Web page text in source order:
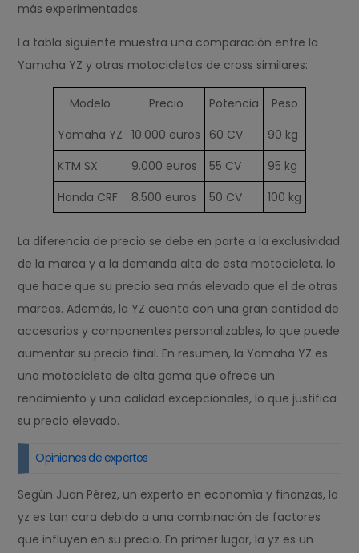
más experimentados.
La tabla siguiente muestra una comparación entre la
Yamaha YZ y otras motocicletas de cross similares:
Modelo Precio Potencia
Peso
Yamaha YZ 10.000 euros 60 CV
90 kg
KTM SX
9.000 euros 55 CV
95 kg
Honda CRF
8.500 euros 50 CV 100 kg
La diferencia de precio se debe en parte a la exclusividad
de la marca y a la demanda alta de esta motocicleta, lo
que hace que su precio sea más elevado que el de otras
marcas. Además, la YZ cuenta con una gran cantidad de
accesorios y componentes personalizables, lo que puede
aumentar su precio final. En resumen, la Yamaha YZ es
una motocicleta de alta gama que ofrece un
rendimiento y una calidad excepcionales, lo que justifica
su precio elevado.
Opiniones de expertos
Según Juan Pérez, un experto en economía y finanzas, la
yz es tan cara debido a una combinación de factores
que influyen en su precio. En primer lugar, la yz es un